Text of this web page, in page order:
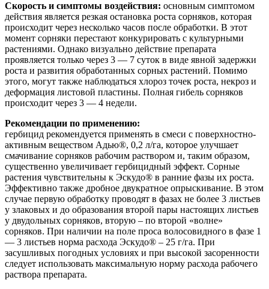
Скорость и симптомы воздействия: основным симптомом
действия является резкая остановка роста сорняков, которая
происходит через несколько часов после обработки. В этот
момент сорняки перестают конкурировать с культурными
растениями. Однако визуально действие препарата
проявляется только через 3 — 7 суток в виде явной задержки
роста и развития обработанных сорных растений. Помимо
этого, могут также наблюдаться хлороз точек роста, некроз и
деформация листовой пластины. Полная гибель сорняков
происходит через 3 — 4 недели.
Рекомендации по применению:
гербицид рекомендуется применять в смеси с поверхностно-
активным веществом Адью®, 0,2 л/га, которое улучшает
смачивание сорняков рабочим раствором и, таким образом,
существенно увеличивает гербицидный эффект. Сорные
растения чувствительны к Эскудо® в ранние фазы их роста.
Эффективно также дробное двукратное опрыскивание. В этом
случае первую обработку проводят в фазах не более 3 листьев
у злаковых и до образования второй пары настоящих листьев
у двудольных сорняков, вторую – по второй «волне»
сорняков. При наличии на поле проса волосовидного в фазе 1
— 3 листьев норма расхода Эскудо® – 25 г/га. При
засушливых погодных условиях и при высокой засоренности
следует использовать максимальную норму расхода рабочего
раствора препарата.